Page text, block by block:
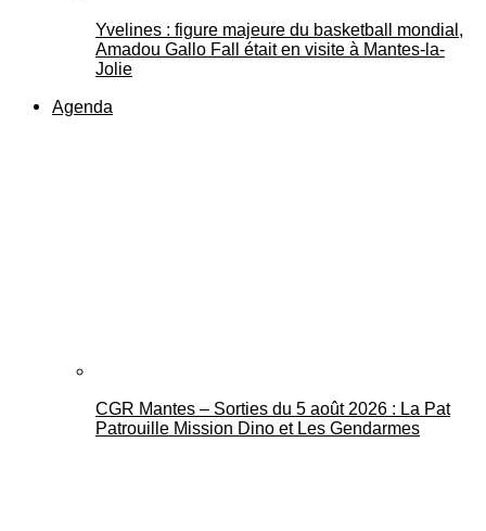
Yvelines : figure majeure du basketball mondial,
Amadou Gallo Fall était en visite à Mantes-la-
Jolie
Agenda
CGR Mantes – Sorties du 5 août 2026 : La Pat
Patrouille Mission Dino et Les Gendarmes